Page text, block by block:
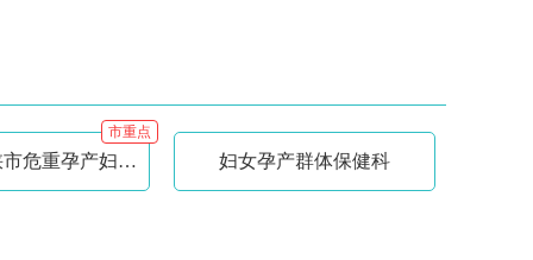
产科（三门峡市危重孕产妇救治中心）
市重点
妇女孕产群体保健科